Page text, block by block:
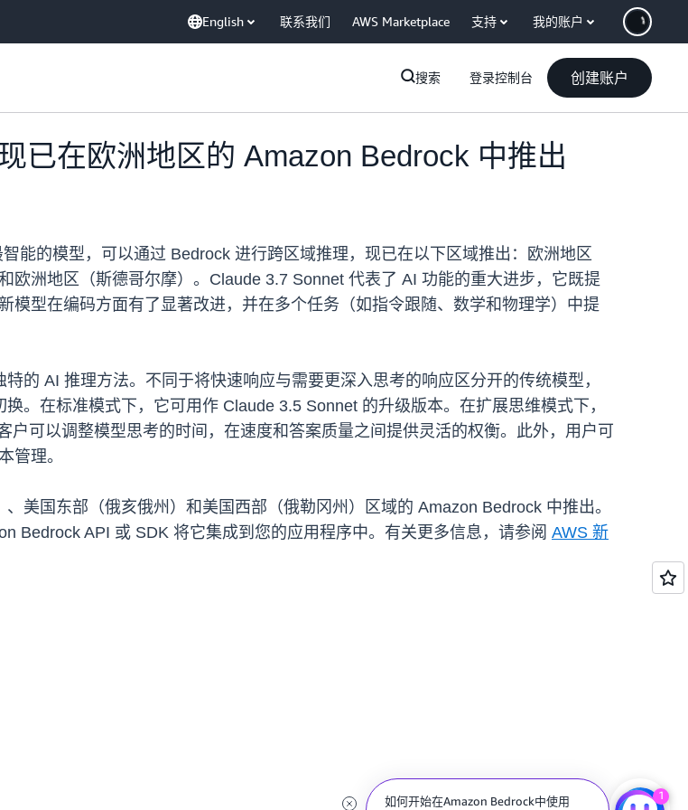
English 联系我们 AWS Marketplace 支持 我的账户
搜索 登录控制台 创建账户
已在欧洲地区的 Amazon Bedrock 中推出
能的模型，可以通过 Bedrock 进行跨区域推理，现已在以下区域推出：欧洲地区
欧洲地区（斯德哥尔摩）。Claude 3.7 Sonnet 代表了 AI 功能的重大进步，它既提
模型在编码方面有了显著改进，并在多个任务（如指令跟随、数学和物理学）中提
的 AI 推理方法。不同于将快速响应与需要更深入思考的响应区分开的传统模型，
换。在标准模式下，它可用作 Claude 3.5 Sonnet 的升级版本。在扩展思维模式下，
可以调整模型思考的时间，在速度和答案质量之间提供灵活的权衡。此外，用户可
管理。
美国东部（俄亥俄州）和美国西部（俄勒冈州）区域的 Amazon Bedrock 中推出。
Bedrock API 或 SDK 将它集成到您的应用程序中。有关更多信息，请参阅 AWS 新
如何开始在Amazon Bedrock中使用 1